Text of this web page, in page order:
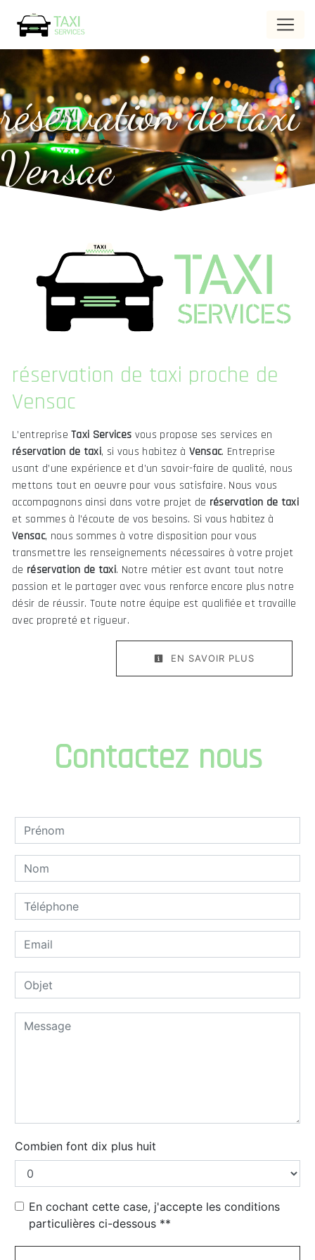
réservation de taxi
Vensac
réservation de taxi proche de
Vensac
L’entrepriseTaxi Services vous propose ses services en
réservation de taxi, si vous habitez à Vensac. Entreprise
usant d’une expérience et d’un savoir-faire de qualité, nous
mettons tout en oeuvre pour vous satisfaire. Nous vous
accompagnons ainsi dans votre projet de réservation de taxi
et sommes à l’écoute de vos besoins. Si vous habitez à
Vensac, nous sommes à votre disposition pour vous
transmettre les renseignements nécessaires à votre projet
de réservation de taxi. Notre métier est avant tout notre
passion et le partager avec vous renforce encore plus notre
désir de réussir. Toute notre équipe est qualifiée et travaille
avec propreté et rigueur.
EN SAVOIR PLUS
Contactez nous
Combien font dix plus huit
En cochant cette case, j'accepte les conditions
particulières ci-dessous **